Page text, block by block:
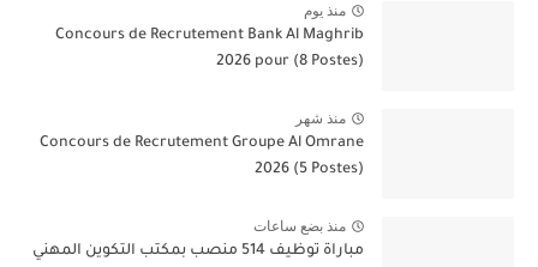
منذ يوم
Concours de Recrutement Bank Al Maghrib
2026 pour (8 Postes)
منذ شهر
Concours de Recrutement Groupe Al Omrane
2026 (5 Postes)
منذ بضع ساعات
مباراة توظيف 514 منصب بمكتب التكوين المهني